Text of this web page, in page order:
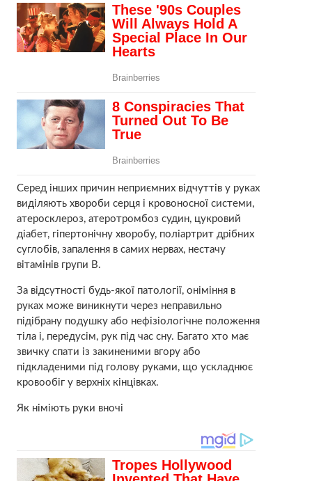
Серед інших причин неприємних відчуттів у руках
виділяють хвороби серця і кровоносної системи,
атеросклероз, атеротромбоз судин, цукровий
діабет, гіпертонічну хворобу, поліартрит дрібних
суглобів, запалення в самих нервах, нестачу
вітамінів групи В.
За відсутності будь-якої патології, оніміння в
руках може виникнути через неправильно
підібрану подушку або нефізіологічне положення
тіла і, передусім, рук під час сну. Багато хто має
звичку спати із закиненими вгору або
підкладеними під голову руками, що ускладнює
кровообіг у верхніх кінцівках.
Як німіють руки вночі